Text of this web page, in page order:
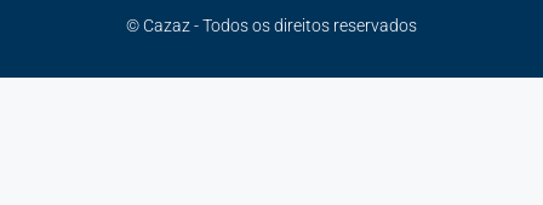
© Cazaz - Todos os direitos reservados